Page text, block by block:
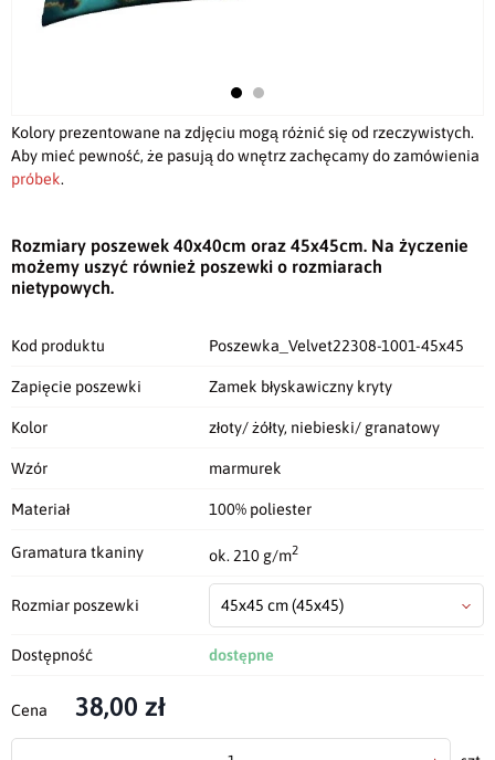
Kolory prezentowane na zdjęciu mogą różnić się od rzeczywistych.
Aby mieć pewność, że pasują do wnętrz zachęcamy do zamówienia
próbek.
Rozmiary poszewek 40x40cm oraz 45x45cm. Na życzenie
możemy uszyć również poszewki o rozmiarach
nietypowych.
Kod produktu Poszewka_Velvet22308-1001-45x45
Zapięcie poszewki Zamek błyskawiczny kryty
Kolor złoty/ żółty, niebieski/ granatowy
Wzór marmurek
Materiał 100% poliester
Gramatura tkaniny ok. 210 g/m2
Rozmiar poszewki 45x45 cm(45x45)
Dostępność dostępne
Cena 38,00 zł